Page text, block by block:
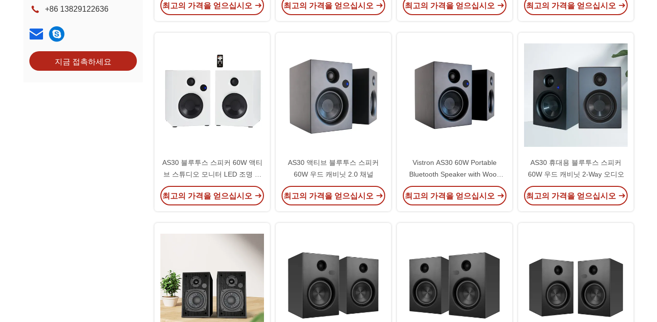
+86 13829122636
지금 접촉하세요
최고의 가격을 얻으십시오 최고의 가격을 얻으십시오 최고의 가격을 얻으십시오 최고의 가격을 얻으십시오
AS30 블루투스 스피커 60W 액티
브 스튜디오 모니터 LED 조명 포
함
최고의 가격을 얻으십시오
AS30 액티브 블루투스 스피커
60W 우드 캐비닛 2.0 채널
최고의 가격을 얻으십시오
Vistron AS30 60W Portable
Bluetooth Speaker with Wood
Cabinet
최고의 가격을 얻으십시오
AS30 휴대용 블루투스 스피커
60W 우드 캐비닛 2-Way 오디오
최고의 가격을 얻으십시오